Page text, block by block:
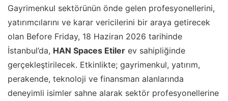
Gayrimenkul sektörünün önde gelen profesyonellerini,
yatırımcılarını ve karar vericilerini bir araya getirecek
olan Before Friday, 18 Haziran 2026 tarihinde
İstanbul’da, HAN Spaces Etiler ev sahipliğinde
gerçekleştirilecek. Etkinlikte; gayrimenkul, yatırım,
perakende, teknoloji ve finansman alanlarında
deneyimli isimler sahne alarak sektör profesyonellerine